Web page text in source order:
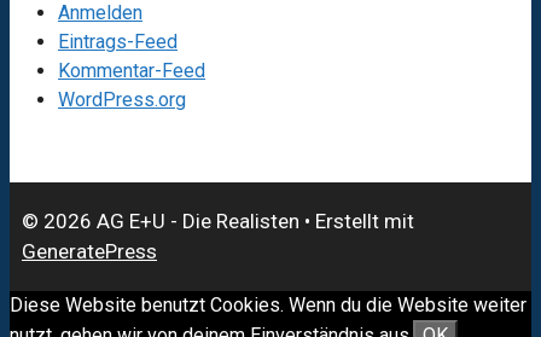
Anmelden
Eintrags-Feed
Kommentar-Feed
WordPress.org
© 2026 AG E+U - Die Realisten • Erstellt mit
GeneratePress
Diese Website benutzt Cookies. Wenn du die Website weiter